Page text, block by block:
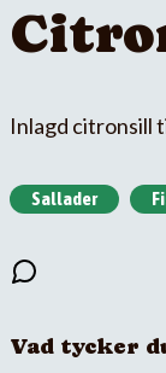
Inlagd citronsill
Sallader
Vad tycker